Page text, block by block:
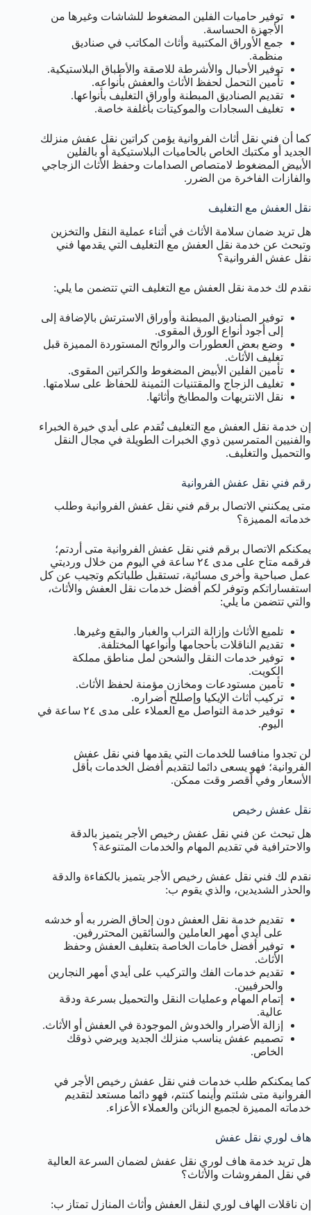
توفير حاميات الفلين المضغوط للشاشات وغيرها من
الأجهزة الحساسة.
جمع الأوراق المكتبية وأثاث المكاتب في صناديق
منظمة.
توفير الأحبال والأشرطة للاصقة والأطباق البلاستيكية.
تأمين التحمل لحفظ الأثاث والعفش بأنواعه.
تقديم الصناديق المبطنة وأوراق التغليف بأنواعها.
تغليف السجادات والموكيتات بأغلفة خاصة.
كما أن فني نقل أثاث الفروانية يؤمن كراتين نقل عفش منزلك
الجديد أو مكتبك الخاص بالحاميات البلاستيكية أو بالفلين
الأبيض المضغوط لامتصاص الصدامات وحفظ الأثاث الزجاجي
والفازات الفاخرة من الضرر.
نقل العفش مع التغليف
هل تريد ضمان سلامة الأثاث في أثناء عملية النقل والتخزين
وتبحث عن خدمة نقل العفش مع التغليف التي يقدمها فني
نقل عفش الفروانية؟
نقدم لك خدمة نقل العفش مع التغليف التي تتضمن ما يلي:
توفير الصناديق المبطنة وأوراق الاسترتش بالإضافة إلى
إلى أجود أنواع الورق المقوى.
وضع بعض العطورات والروائح المستوردة المميزة قبل
تغليف الأثاث.
تأمين الفلين الأبيض المضغوط والكراتين المقوى.
تغليف الزجاج والمقتنيات الثمينة للحفاظ على سلامتها.
نقل الانتريهات والمطابخ وأثاثها.
إن خدمة نقل العفش مع التغليف تُقدم على أيدي خيرة الخبراء
والفنيين المتمرسين ذوي الخبرات الطويلة في مجال النقل
والتحميل والتغليف.
رقم فني نقل عفش الفروانية
متى يمكنني الاتصال برقم فني نقل عفش الفروانية وطلب
خدماته المميزة؟
يمكنكم الاتصال برقم فني نقل عفش الفروانية متى أردتم؛
فرقمه متاح على مدى ٢٤ ساعة في اليوم من خلال ورديتي
عمل صباحية وأخرى مسائية، تستقبل طلباتكم وتجيب عن كل
استفساراتكم وتوفر لكم أفضل خدمات نقل العفش والأثاث،
والتي تتضمن ما يلي:
تلميع الأثاث وإزالة التراب والغبار والبقع وغيرها.
تقديم الناقلات بأحجامها وأنواعها المختلفة.
توفير خدمات النقل والشحن لمل مناطق مملكة
الكويت.
تأمين مستودعات ومخازن مؤمنة لحفظ الأثاث.
تركيب أثاث الإيكيا وإصللح أضراره.
توفير خدمة التواصل مع العملاء على مدى ٢٤ ساعة في
اليوم.
لن تجدوا منافسا للخدمات التي يقدمها فني نقل عفش
الفروانية؛ فهو يسعى دائما لتقديم أفضل الخدمات بأقل
الأسعار وفي أقصر وقت ممكن.
نقل عفش رخيص
هل تبحث عن فني نقل عفش رخيص الأجر يتميز بالدقة
والاحترافية في تقديم المهام والخدمات المتنوعة؟
نقدم لك فني نقل عفش رخيص الأجر يتميز بالكفاءة والدقة
والحذر الشديدين، والذي يقوم ب:
تقديم خدمة نقل العفش دون إلحاق الضرر به أو خدشه
على أيدي أمهر العاملين والسائقين المحتررفين.
توفير أفضل خامات الخاصة بتغليف العفش وحفظ
الأثاث.
تقديم خدمات الفك والتركيب على أيدي أمهر النجارين
والحرفيين.
إتمام المهام وعمليات النقل والتحميل بسرعة ودقة
عالية.
إزالة الأضرار والخدوش الموجودة في العفش أو الأثاث.
تصميم عفش يناسب منزلك الجديد ويرضي ذوقك
الخاص.
كما يمكنكم طلب خدمات فني نقل عفش رخيص الأجر في
الفروانية متى شئتم وأينما كنتم، فهو دائما مستعد لتقديم
خدماته المميزة لجميع الزبائن والعملاء الأعزاء.
هاف لوري نقل عفش
هل تريد خدمة هاف لوري نقل عفش لضمان السرعة العالية
في نقل المفروشات والأثاث؟
إن ناقلات الهاف لوري لنقل العفش وأثاث المنازل تمتاز ب: